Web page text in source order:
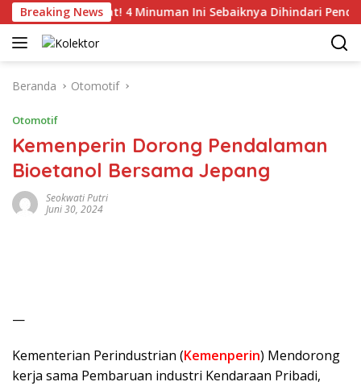
Langsung
ke
konten
Breaking News
Catat! 4 Minuman Ini Sebaiknya Dihindari Penderita
Beranda Otomotif
Otomotif
Kemenperin Dorong Pendalaman
Bioetanol Bersama Jepang
Seokwati Putri
Juni 30, 2024
—
Kementerian Perindustrian (Kemenperin) Mendorong
kerja sama Pembaruan industri Kendaraan Pribadi,